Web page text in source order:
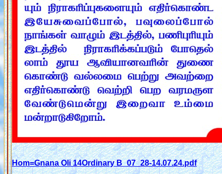
Hom=Gnana Oli 14Ordinary B_07_28-14.07.24.pdf